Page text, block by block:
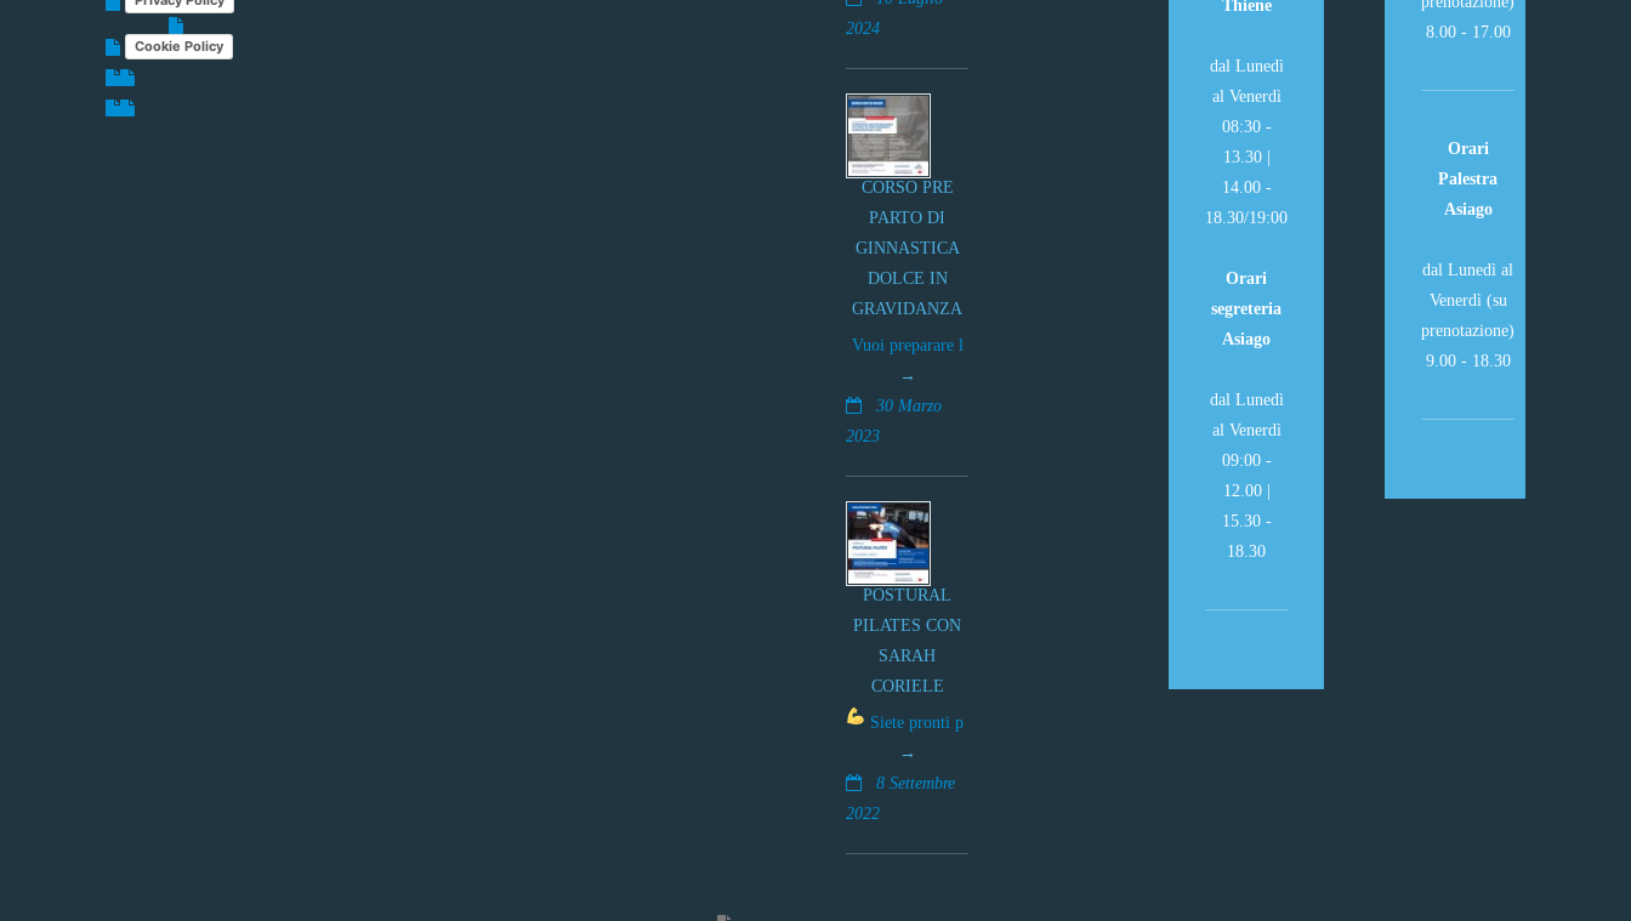
Cookie Policy
2024
CORSO PRE
PARTO DI
GINNASTICA
DOLCE IN
GRAVIDANZA
Vuoi preparare l
30 Marzo
2023
POSTURAL
PILATES CON
SARAH
CORIELE
Siete pronti p
8 Settembre
2022
Thiene
dal Lunedì
al Venerdì
08:30 -
13.30 |
14.00 -
18.30/19:00
Orari
segreteria
Asiago
dal Lunedì
al Venerdì
09:00 -
12.00 |
15.30 -
18.30
8.00 - 17.00
Orari
Palestra
Asiago
dal Lunedì al
Venerdì (su
prenotazione)
9.00 - 18.30